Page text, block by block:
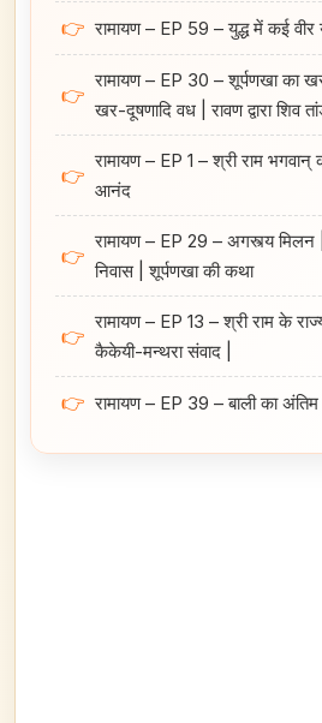
👉 रामायण – EP 59 – युद्ध में कई वीर
👉
रामायण – EP 30 – शूर्पणखा का
खर-दूषणादि वध | रावण द्वारा शिव
👉
रामायण – EP 1 – श्री राम
आनंद
👉
रामायण – EP 29 – अगस्त्य
निवास | शूर्पणखा की कथा
👉
रामायण – EP 13 – श्री राम के
कैकेयी-मन्थरा संवाद |
👉 रामायण – EP 39 – बाली का अंतिम